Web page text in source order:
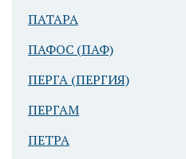
ПАТАРА
ПАФОС (ПАФ)
ПЕРГА (ПЕРГИЯ)
ПЕРГАМ
ПЕТРА